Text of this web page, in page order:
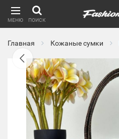
МЕНЮ ПОИСК
Главная Кожаные сумки